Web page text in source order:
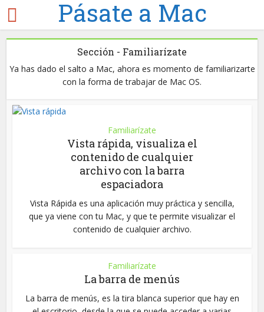
Pásate a Mac
Sección - Familiarízate
Ya has dado el salto a Mac, ahora es momento de familiarizarte
con la forma de trabajar de Mac OS.
Familiarízate
Vista rápida, visualiza el
contenido de cualquier
archivo con la barra
espaciadora
Vista Rápida es una aplicación muy práctica y sencilla,
que ya viene con tu Mac, y que te permite visualizar el
contenido de cualquier archivo.
Familiarízate
La barra de menús
La barra de menús, es la tira blanca superior que hay en